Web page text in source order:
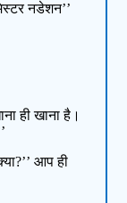
नडेशन’’
ही खाना है।
आप ही